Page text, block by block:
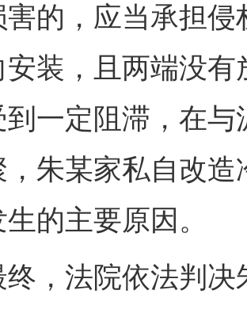
害的，应当承担
安装，且两端没
到一定阻滞，在
，朱某家私自改
的主要原因。
法院依法判决